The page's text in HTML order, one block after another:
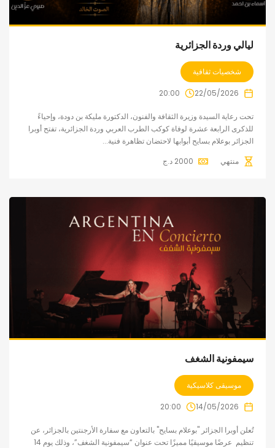
ليالي وردة الجزائرية
شخصيات ثقافية
22/05/2026
20:00
تحت رعاية السيدة وزيرة الثقافة والفنون، الدكتورة مليكة بن دودة، وإحياءً
للذكرى الرابعة عشرة لوفاة كوكب الطرب العربي وردة الجزائرية، تفتح أوبرا
الجزائر بوعلام بسايح أبوابها لاحتضان تظاهرة فنية...
منتهي
2000 د.ج
سيمفونية الشغف
موسيقى كلاسيكية
14/05/2026
20:00
تُعلن أوبرا الجزائر "بوعلام بسايح" بالتعاون مع سفارة الأرجنتين بالجزائر، عن
تنظيم عرضًا موسيقيًا مميزًا تحت عنوان “سيمفونية الشغف”، وذلك يوم 14